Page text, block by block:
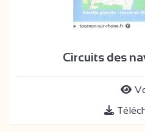
Circuits des